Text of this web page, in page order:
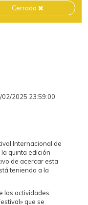
Cerrada
2025 23:59:00
Internacional de
quinta edición
de acercar esta
teniendo a la
las actividades
que se